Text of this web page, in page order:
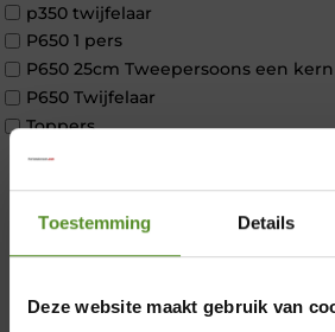
Toestemming Details
Deze website maakt gebruik van
p350 twijfelaar
P650 1 pers
P650 25cm Tweepersoons een
P650 Twijfelaar
Toppers
Maatvoering
2 personen split